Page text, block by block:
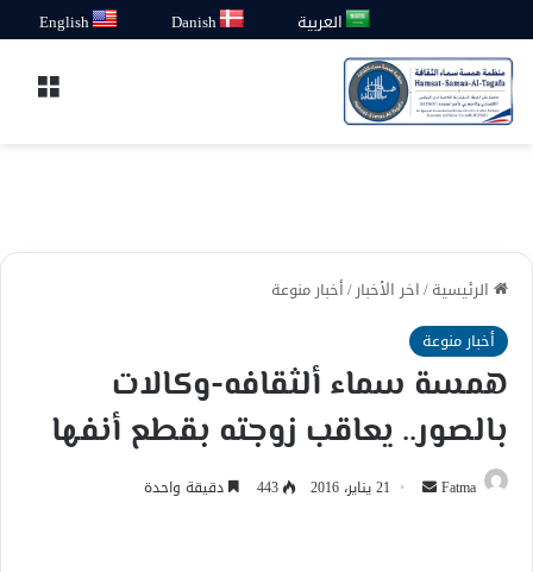
العربية Danish
English
الرئيسية/اخر الأخبار/أخبار منوعة
أخبار منوعة
همسة سماء ألثقافه-وكالات
بالصور.. يعاقب زوجته بقطع أنفها
Fatma
أرسل 21 يناير، 2016 443 دقيقة واحدة